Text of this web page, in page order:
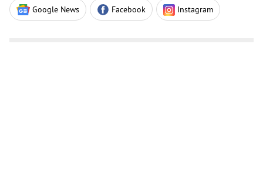
Google News Facebook Instagram